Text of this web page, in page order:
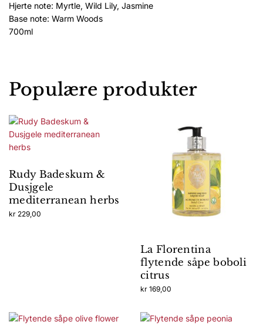
Hjerte note: Myrtle, Wild Lily, Jasmine
Base note: Warm Woods
700ml
Populære produkter
Rudy Badeskum &
Dusjgele
mediterranean herbs
kr 229,00
La Florentina
flytende såpe boboli
citrus
kr 169,00